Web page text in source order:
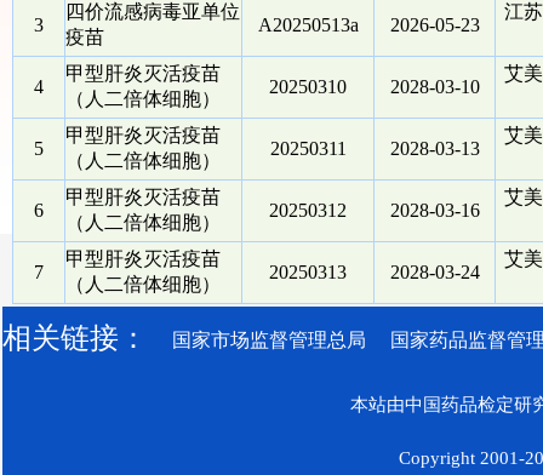
3
四价流感病毒亚单位
疫苗
A20250513a 2026-05-23
江
4
甲型肝炎灭活疫苗
（人二倍体细胞）
20250310 2028-03-10
艾
5
甲型肝炎灭活疫苗
（人二倍体细胞）
20250311 2028-03-13
艾
6
甲型肝炎灭活疫苗
（人二倍体细胞）
20250312 2028-03-16
艾
7
甲型肝炎灭活疫苗
（人二倍体细胞）
20250313 2028-03-24
艾
相关链接： 国家市场监督管理总局 国家药品监督管
本站由中国药品检定研
Copyright 2001-